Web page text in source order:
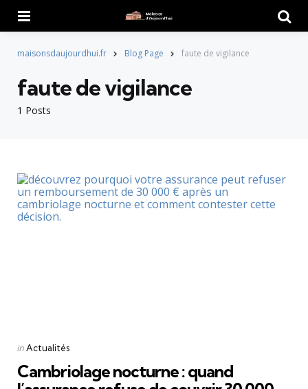
maisonsdaujourdhui.fr Blog Page faute de vigilance
1 Posts
faute de vigilance
Categories
Posted
inActualités
Cambriolage nocturne : quand